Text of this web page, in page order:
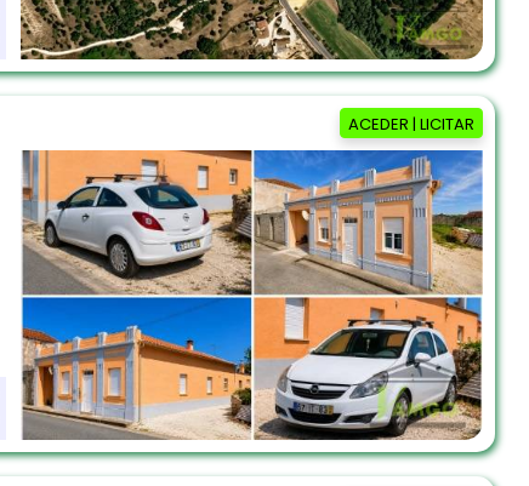
ACEDER | LICITAR